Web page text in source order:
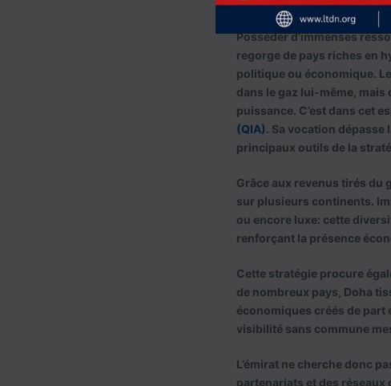
Posséder d’immenses
regorge de pays riches en
politique ou économique.
dans le gaz lui-même, mais
puissance. C’est dans cet
(QIA). Sa vocation dépasse
principaux outils de la
Grâce aux revenus tirés du
sur plusieurs continents.
ou encore luxe: cette
renforçant la présence
Cette stratégie procure
de nombreux pays, Doha
économiques créés de part
visibilité sans commune
L’émirat ne cherche donc
partenariats et des